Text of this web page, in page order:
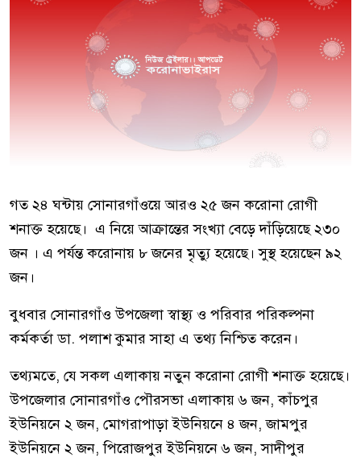
গত ২৪ ঘন্টায় সোনারগাঁওয়ে আরও ২৫ জন করোনা রোগী
শনাক্ত হয়েছে। এ নিয়ে আক্রান্তের সংখ্যা বেড়ে দাঁড়িয়েছে ২৩০
জন । এ পর্যন্ত করোনায় ৮ জনের মৃত্যু হয়েছে। সুস্থ হয়েছেন ৯২
জন।
বুধবার সোনারগাঁও উপজেলা স্বাস্থ্য ও পরিবার পরিকল্পনা
কর্মকর্তা ডা. পলাশ কুমার সাহা এ তথ্য নিশ্চিত করেন।
তথ্যমতে, যে সকল এলাকায় নতুন করোনা রোগী শনাক্ত হয়েছে।
উপজেলার সোনারগাঁও পৌরসভা এলাকায় ৬ জন, কাঁচপুর
ইউনিয়নে ২ জন, মোগরাপাড়া ইউনিয়নে ৪ জন, জামপুর
ইউনিয়নে ২ জন, পিরোজপুর ইউনিয়নে ৬ জন, সাদীপুর